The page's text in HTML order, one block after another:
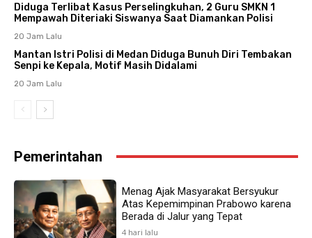
Diduga Terlibat Kasus Perselingkuhan, 2 Guru SMKN 1
Mempawah Diteriaki Siswanya Saat Diamankan Polisi
20 Jam Lalu
Mantan Istri Polisi di Medan Diduga Bunuh Diri Tembakan
Senpi ke Kepala, Motif Masih Didalami
20 Jam Lalu
Pemerintahan
Menag Ajak Masyarakat Bersyukur
Atas Kepemimpinan Prabowo karena
Berada di Jalur yang Tepat
4 hari lalu